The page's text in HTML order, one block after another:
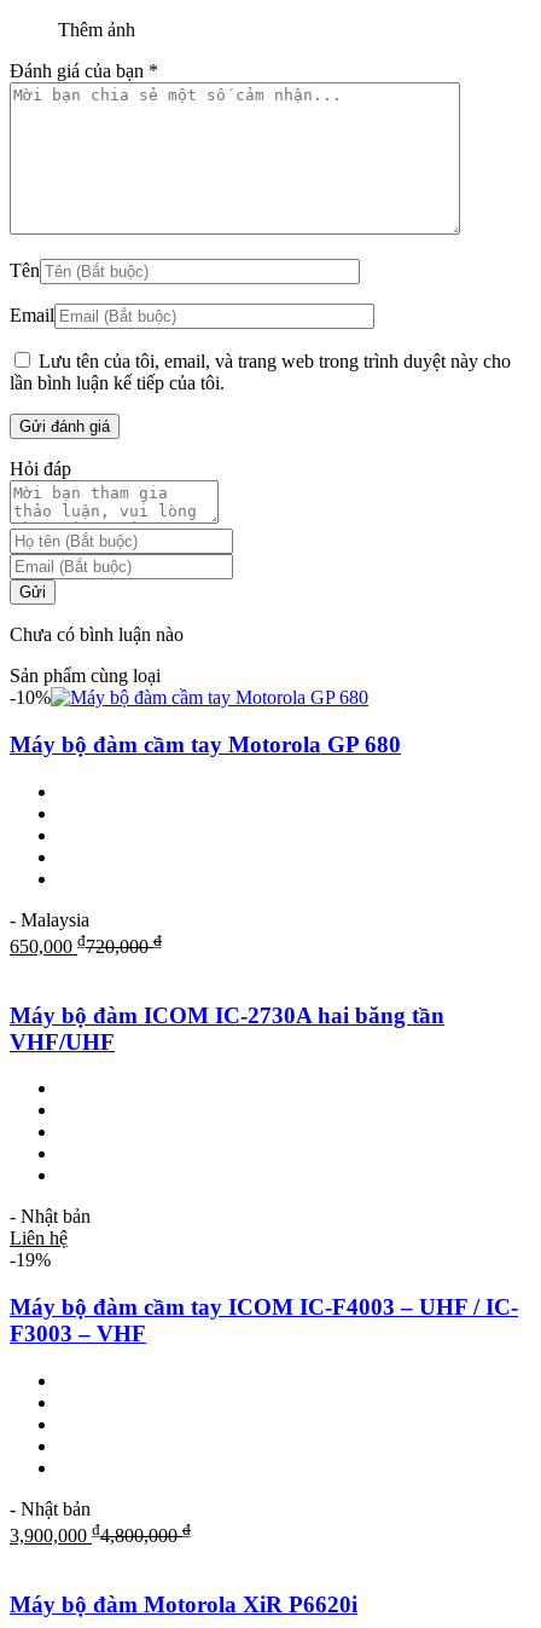
Thêm ảnh
Đánh giá của bạn *
Tên
Email
Lưu tên của tôi, email, và trang web trong trình duyệt này cho
lần bình luận kế tiếp của tôi.
Hỏi đáp
Gửi
Chưa có bình luận nào
Sản phẩm cùng loại
-10%
Máy bộ đàm cầm tay Motorola GP 680
- Malaysia
650,000 ₫720,000₫
Máy bộ đàm ICOM IC-2730A hai băng tần
VHF/UHF
- Nhật bản
Liên hệ
-19%
Máy bộ đàm cầm tay ICOM IC-F4003 – UHF / IC-
F3003 – VHF
- Nhật bản
3,900,000 ₫4,800,000₫
Máy bộ đàm Motorola XiR P6620i